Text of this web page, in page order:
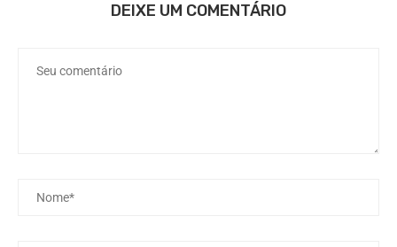
DEIXE UM COMENTÁRIO